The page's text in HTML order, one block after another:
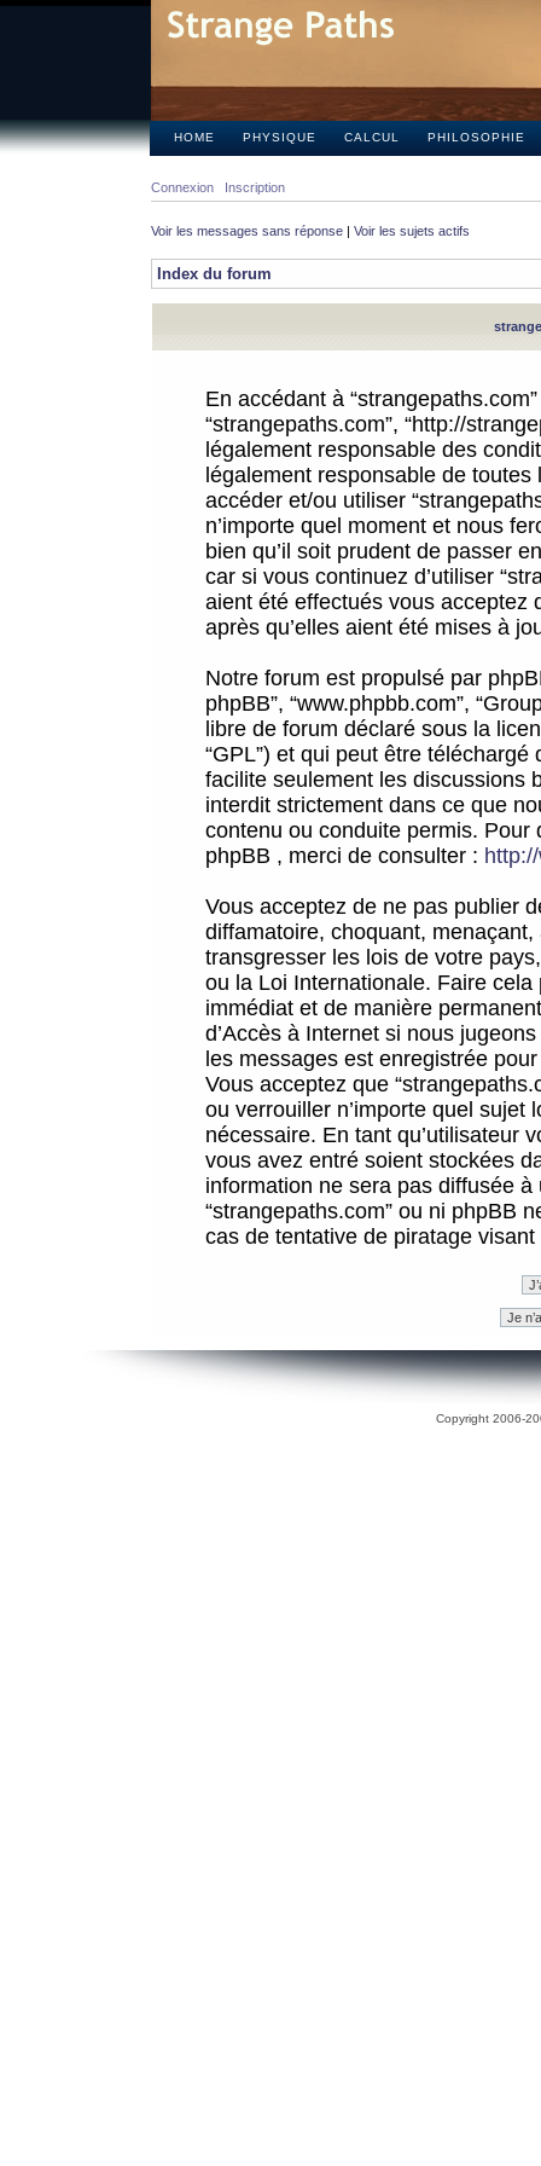
HOME PHYSIQUE CALCUL PHILOSOPHIE
Connexion Inscription
Voir les messages sans réponse | Voir les sujets actifs
Index du forum
En accédant à
“strangepaths.com”, “http://
légalement responsable des
légalement responsable de
accéder et/ou utiliser
n’importe quel moment et nous
bien qu’il soit prudent de passer
car si vous continuez d’utiliser
aient été effectués vous acceptez
après qu’elles aient été mises à
Notre forum est propulsé par
phpBB”, “www.phpbb.com”,
libre de forum déclaré sous la
“GPL”) et qui peut être téléchargé
facilite seulement les discussions
interdit strictement dans ce que
contenu ou conduite permis.
phpBB , merci de consulter :
Vous acceptez de ne pas publier
diffamatoire, choquant,
transgresser les lois de votre
ou la Loi Internationale. Faire
immédiat et de manière
d’Accès à Internet si nous
les messages est enregistrée
Vous acceptez que
ou verrouiller n’importe quel sujet
nécessaire. En tant qu’utilisateur
vous avez entré soient stockées
information ne sera pas diffusée
“strangepaths.com” ou ni phpBB
cas de tentative de piratage
Copyright 2006-